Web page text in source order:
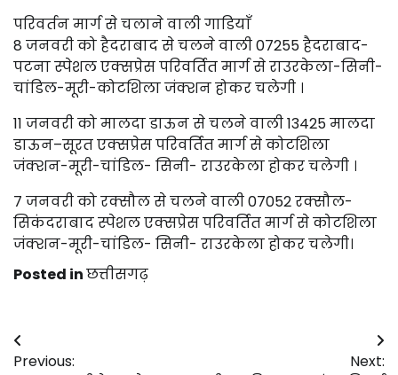
परिवर्तन मार्ग से चलाने वाली गाडियाँ
8 जनवरी को हैदराबाद से चलने वाली 07255 हैदराबाद-
पटना स्पेशल एक्सप्रेस परिवर्तित मार्ग से राउरकेला-सिनी-
चांडिल-मूरी-कोटशिला जंक्शन होकर चलेगी ।
11 जनवरी को मालदा डाऊन से चलने वाली 13425 मालदा
डाऊन–सूरत एक्सप्रेस परिवर्तित मार्ग से कोटशिला
जंक्शन-मूरी-चांडिल- सिनी- राउरकेला होकर चलेगी ।
7 जनवरी को रक्सौल से चलने वाली 07052 रक्सौल-
सिकंदराबाद स्पेशल एक्सप्रेस परिवर्तित मार्ग से कोटशिला
जंक्शन-मूरी-चांडिल- सिनी- राउरकेला होकर चलेगी।
Posted inछत्तीसगढ़
Post
Previous:
Next: